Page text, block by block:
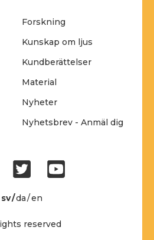
Forskning
Kunskap om ljus
Kundberättelser
Material
Nyheter
Nyhetsbrev - Anmäl dig
sv da en
reserved